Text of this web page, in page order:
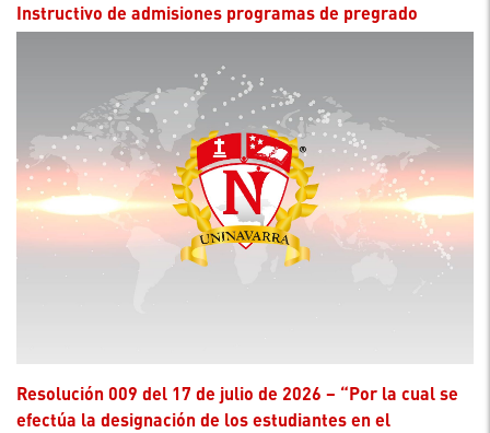
Instructivo de admisiones programas de pregrado
Resolución 009 del 17 de julio de 2026 – “Por la cual se
efectúa la designación de los estudiantes en el